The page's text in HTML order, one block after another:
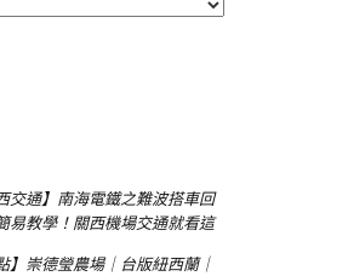
交通】南海電鐵之難波搭車回
易教學！關西機場交通就看這
】崇德瑩農場｜台版紐西蘭｜